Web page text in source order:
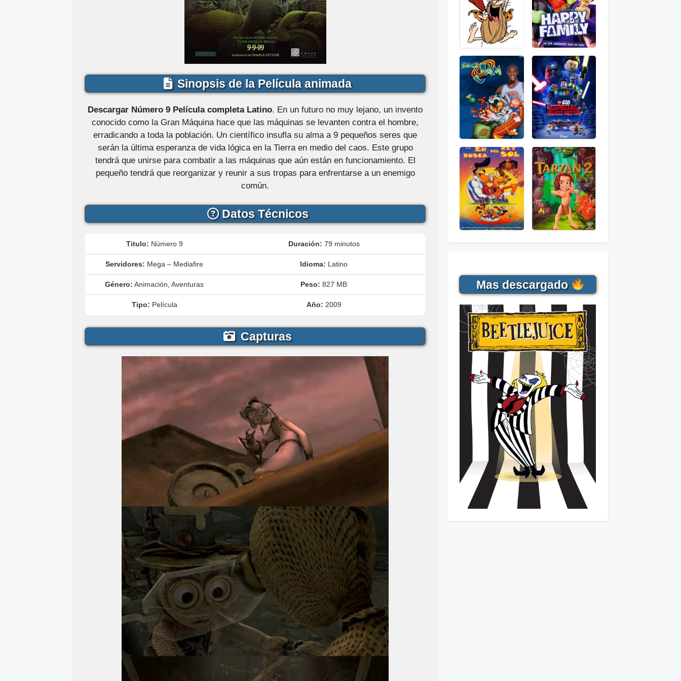
Sinopsis de la Película animada
Descargar Número 9 Película completa Latino. En un futuro no muy lejano, un invento
conocido como la Gran Máquina hace que las máquinas se levanten contra el hombre,
erradicando a toda la población. Un científico insufla su alma a 9 pequeños seres que
serán la última esperanza de vida lógica en la Tierra en medio del caos. Este grupo
tendrá que unirse para combatir a las máquinas que aún están en funcionamiento. El
pequeño tendrá que reorganizar y reunir a sus tropas para enfrentarse a un enemigo
común.
Datos Técnicos
Titulo: Número 9 Duración: 79 minutos
Servidores: Mega – Mediafire Idioma: Latino
Género: Animación, Aventuras Peso: 827 MB
Tipo: Película Año: 2009
Capturas
Mas descargado